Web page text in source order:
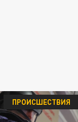
ПРОИСШЕСТВИЯ